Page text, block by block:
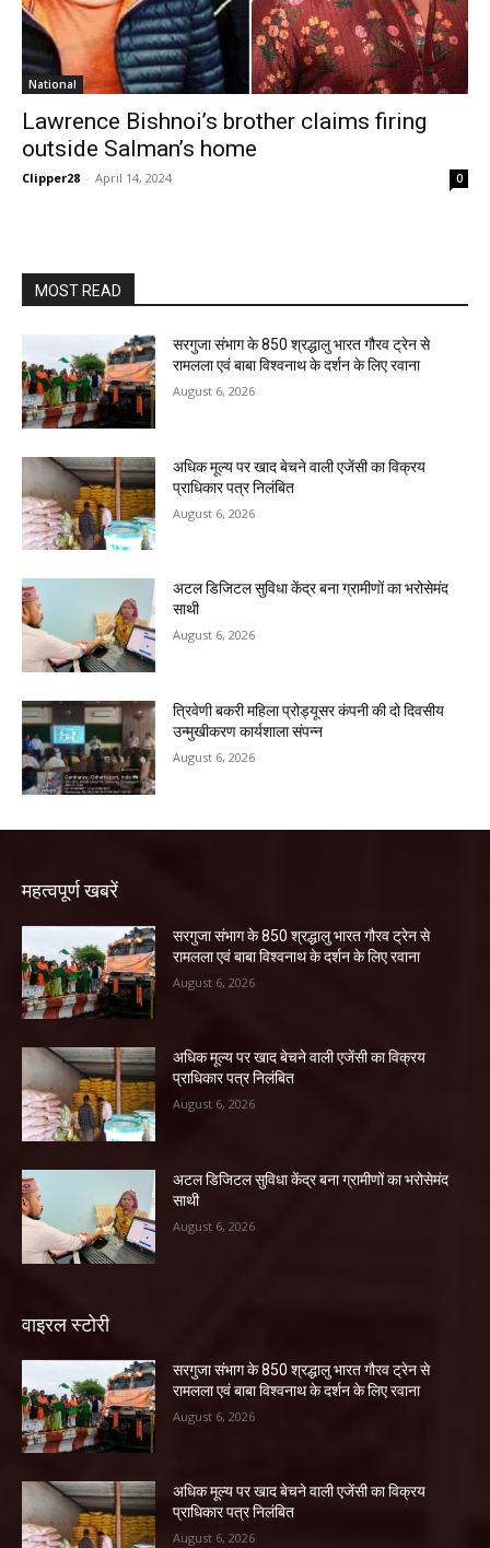
National
Lawrence Bishnoi’s brother claims firing
outside Salman’s home
Clipper28 - April 14, 2024 0
MOST READ
सरगुजा संभाग के 850 श्रद्धालु भारत गौरव ट्रेन से
रामलला एवं बाबा विश्वनाथ के दर्शन के लिए रवाना
August 6, 2026
अधिक मूल्य पर खाद बेचने वाली एजेंसी का विक्रय
प्राधिकार पत्र निलंबित
August 6, 2026
अटल डिजिटल सुविधा केंद्र बना ग्रामीणों का भरोसेमंद
साथी
August 6, 2026
त्रिवेणी बकरी महिला प्रोड्यूसर कंपनी की दो दिवसीय
उन्मुखीकरण कार्यशाला संपन्न
August 6, 2026
महत्वपूर्ण खबरें
सरगुजा संभाग के 850 श्रद्धालु भारत गौरव ट्रेन से
रामलला एवं बाबा विश्वनाथ के दर्शन के लिए रवाना
August 6, 2026
अधिक मूल्य पर खाद बेचने वाली एजेंसी का विक्रय
प्राधिकार पत्र निलंबित
August 6, 2026
अटल डिजिटल सुविधा केंद्र बना ग्रामीणों का भरोसेमंद
साथी
August 6, 2026
वाइरल स्टोरी
सरगुजा संभाग के 850 श्रद्धालु भारत गौरव ट्रेन से
रामलला एवं बाबा विश्वनाथ के दर्शन के लिए रवाना
August 6, 2026
अधिक मूल्य पर खाद बेचने वाली एजेंसी का विक्रय
प्राधिकार पत्र निलंबित
August 6, 2026